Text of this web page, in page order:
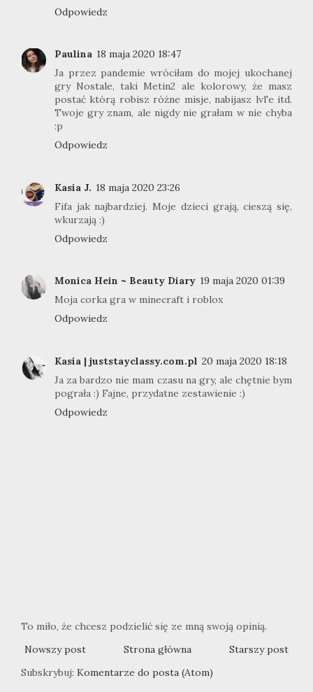
Odpowiedz
Paulina 18 maja 2020 18:47
Ja przez pandemie wróciłam do mojej ukochanej
gry Nostale, taki Metin2 ale kolorowy, że masz
postać którą robisz różne misje, nabijasz lvl'e itd.
Twoje gry znam, ale nigdy nie grałam w nie chyba
:p
Odpowiedz
Kasia J. 18 maja 2020 23:26
Fifa jak najbardziej. Moje dzieci grają, cieszą się,
wkurzają :)
Odpowiedz
Monica Hein ~ Beauty Diary 19 maja 2020 01:39
Moja corka gra w minecraft i roblox
Odpowiedz
Kasia | juststayclassy.com.pl 20 maja 2020 18:18
Ja za bardzo nie mam czasu na gry, ale chętnie bym
pograła :) Fajne, przydatne zestawienie :)
Odpowiedz
To miło, że chcesz podzielić się ze mną swoją opinią.
Nowszy post
Starszy post
Strona główna
Subskrybuj: Komentarze do posta (Atom)